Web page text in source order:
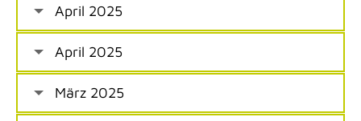
April 2025
April 2025
März 2025